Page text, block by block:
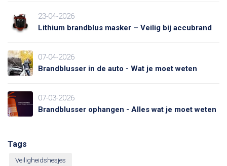
23-04-2026
Lithium brandblus masker – Veilig bij accubrand
07-04-2026
Brandblusser in de auto - Wat je moet weten
07-03-2026
Brandblusser ophangen - Alles wat je moet weten
Tags
Veiligheidshesjes